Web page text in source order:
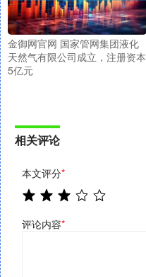
金御网官网 国家管网集团液化
天然气有限公司成立，注册资本
5亿元
相关评论
本文评分*
评论内容*